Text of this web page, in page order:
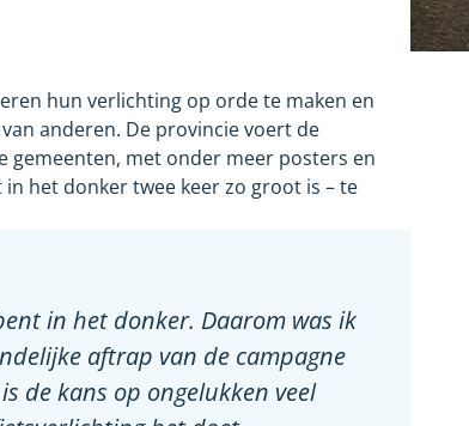
website
hun verlichting op orde te maken en
anderen. De provincie voert de
gemeenten, met onder meer posters en
het donker twee keer zo groot is – te
in het donker. Daarom was ik
aftrap van de campagne
de kans op ongelukken veel